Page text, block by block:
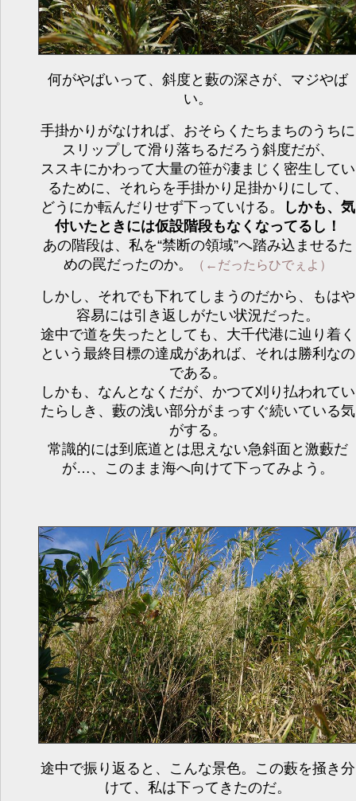
何がやばいって、斜度と藪の深さが、マジやば
い。
手掛かりがなければ、おそらくたちまちのうちに
スリップして滑り落ちるだろう斜度だが、
ススキにかわって大量の笹が凄まじく密生してい
るために、それらを手掛かり足掛かりにして、
どうにか転んだりせず下っていける。
しかも、気
付いたときには仮設階段もなくなってるし！
あの階段は、私を“禁断の領域”へ踏み込ませるた
めの罠だったのか。
（←だったらひでぇよ）
しかし、それでも下れてしまうのだから、もはや
容易には引き返しがたい状況だった。
途中で道を失ったとしても、大千代港に辿り着く
という最終目標の達成があれば、それは勝利なの
である。
しかも、なんとなくだが、かつて刈り払われてい
たらしき、藪の浅い部分がまっすぐ続いている気
がする。
常識的には到底道とは思えない急斜面と激藪だ
が…、このまま海へ向けて下ってみよう。
途中で振り返ると、こんな景色。この藪を掻き分
けて、私は下ってきたのだ。